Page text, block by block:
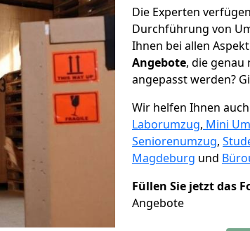
Die Experten
Durchführung von
Ihnen bei allen
Angebote, die genau
angepasst werden?
Wir helfen Ihnen
Laborumzug, Mini
Seniorenumzug,
Magdeburg und
Füllen Sie jetzt das
Angebote